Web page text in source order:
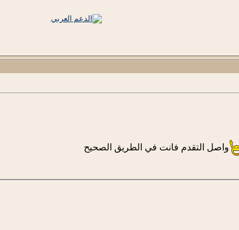
واصل التقدم فانت في الطريق الصحيح